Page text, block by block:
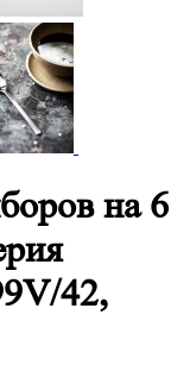
на 6
42,